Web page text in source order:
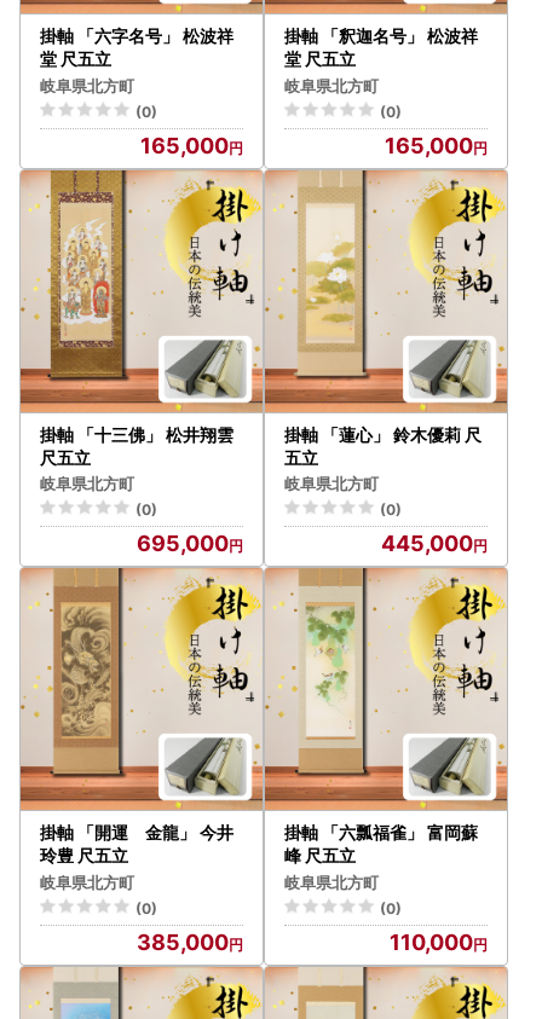
掛軸 「六字名号」 松波祥
堂 尺五立
岐阜県北方町
(0)
165,000
掛軸 「釈迦名号」 松波祥
堂 尺五立
岐阜県北方町
(0)
165,000
掛軸 「十三佛」 松井翔雲
尺五立
岐阜県北方町
(0)
695,000
掛軸 「蓮心」 鈴木優莉 尺
五立
岐阜県北方町
(0)
445,000
掛軸 「開運 金龍」 今井
玲豊 尺五立
岐阜県北方町
(0)
385,000
掛軸 「六瓢福雀」 富岡蘇
峰 尺五立
岐阜県北方町
(0)
110,000